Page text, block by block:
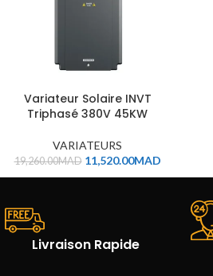
Variateur Solaire INVT
Triphasé 380V 45KW
VARIATEURS
19,260.00MAD 11,520.00MAD
Livraison Rapide